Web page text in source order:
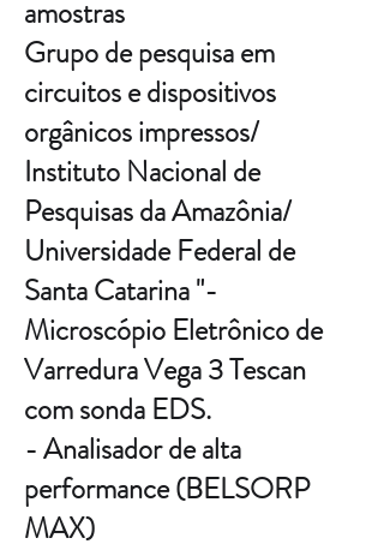
amostras
Grupo de pesquisa em
circuitos e dispositivos
orgânicos impressos/
Instituto Nacional de
Pesquisas da Amazônia/
Universidade Federal de
Santa Catarina "-
Microscópio Eletrônico de
Varredura Vega 3 Tescan
com sonda EDS.
- Analisador de alta
performance (BELSORP
MAX)